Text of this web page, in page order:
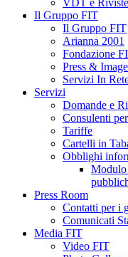
VDT e Riviste
Il Gruppo FIT
Il Gruppo FIT
Arianna 2001
Fondazione
Press &
Servizi In
Servizi
Domande e
Consulenti
Tariffe
Cartelli in
Obblighi
Press Room
Contatti per i
Comunicati
Media FIT
Video FIT